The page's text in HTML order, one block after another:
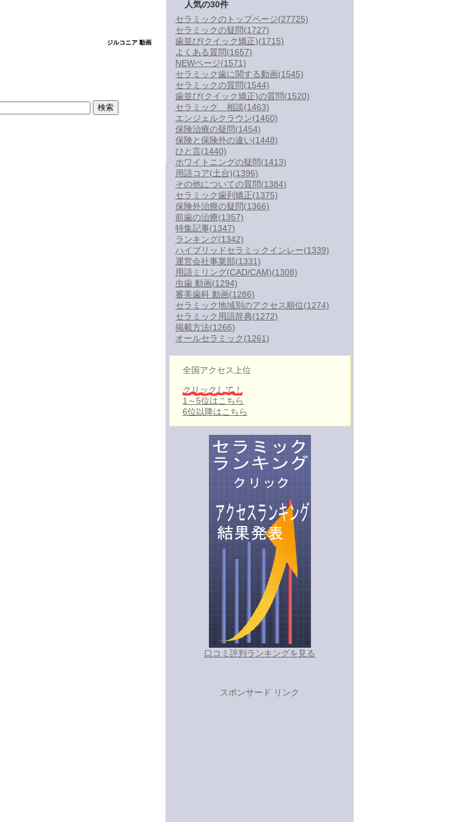
ジルコニア 動画
人気の30件
セラミックのトップページ(27725)
セラミックの疑問(1727)
歯並び(クイック矯正)(1715)
よくある質問(1657)
NEWページ(1571)
セラミック歯に関する動画(1545)
セラミックの質問(1544)
歯並び(クイック矯正)の質問(1520)
セラミック 相談(1463)
エンジェルクラウン(1460)
保険治療の疑問(1454)
保険と保険外の違い(1448)
ひと言(1440)
ホワイトニングの疑問(1413)
用語コア(土台)(1396)
その他についての質問(1384)
セラミック歯列矯正(1375)
保険外治療の疑問(1366)
前歯の治療(1357)
特集記事(1347)
ランキング(1342)
ハイブリッドセラミックインレー(1339)
運営会社事業部(1331)
用語ミリング(CAD/CAM)(1308)
虫歯 動画(1294)
審美歯科 動画(1286)
セラミック地域別のアクセス順位(1274)
セラミック用語辞典(1272)
掲載方法(1266)
オールセラミック(1261)
全国アクセス上位
クリックして！
1～5位はこちら
6位以降はこちら
口コミ評判ランキングを見る
スポンサード リンク